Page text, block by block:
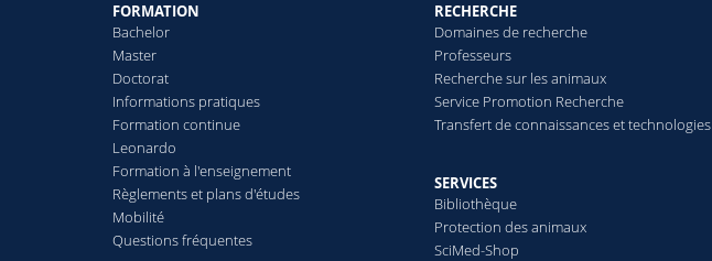
FORMATION
Bachelor
Master
Doctorat
Informations pratiques
Formation continue
Leonardo
Formation à l'enseignement
Règlements et plans d'études
Mobilité
Questions fréquentes
RECHERCHE
Domaines de recherche
Professeurs
Recherche sur les animaux
Service Promotion Recherche
Transfert de connaissances et technologies
SERVICES
Bibliothèque
Protection des animaux
SciMed-Shop